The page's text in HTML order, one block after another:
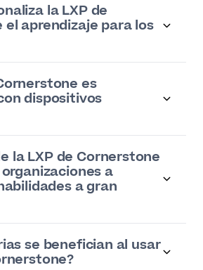
la LXP de
aprendizaje para los
es
dispositivos
la LXP de Cornerstone
a
a gran
se benefician al usar